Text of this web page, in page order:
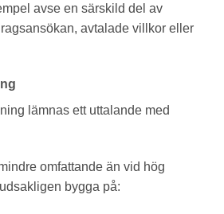
avse en särskild del av
avtalade villkor eller
lämnas ett uttalande med
omfattande än vid hög
bygga på: